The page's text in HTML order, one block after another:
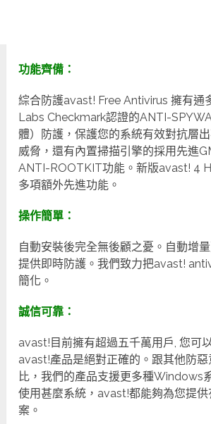
功能齊備：
綜合防護avast! Free Antivirus 擁有通
Labs Checkmark認證的ANTI-
體）防護，保護您的系統有效對抗層
威脅，還有內置掃描引擎的採用先進
ANTI-ROOTKIT功能。新版avast! 4
多項額外先進功能。
操作簡單：
自動安裝後完全無後顧之憂。自動增
提供即時防護。我們致力把avast!
簡化。
誠信可靠：
avast!目前擁有超過五千萬用戶, 您可
avast!產品是絕對正確的。跟其他防
比，我們的產品支援更多種Windows
使用甚麼系統，avast!都能夠為您提
案。